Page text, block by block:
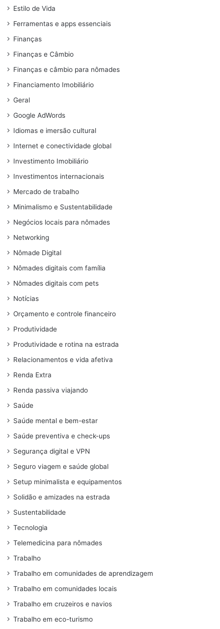
Estilo de Vida
Ferramentas e apps essenciais
Finanças
Finanças e Câmbio
Finanças e câmbio para nômades
Financiamento Imobiliário
Geral
Google AdWords
Idiomas e imersão cultural
Internet e conectividade global
Investimento Imobiliário
Investimentos internacionais
Mercado de trabalho
Minimalismo e Sustentabilidade
Negócios locais para nômades
Networking
Nômade Digital
Nômades digitais com família
Nômades digitais com pets
Notícias
Orçamento e controle financeiro
Produtividade
Produtividade e rotina na estrada
Relacionamentos e vida afetiva
Renda Extra
Renda passiva viajando
Saúde
Saúde mental e bem-estar
Saúde preventiva e check-ups
Segurança digital e VPN
Seguro viagem e saúde global
Setup minimalista e equipamentos
Solidão e amizades na estrada
Sustentabilidade
Tecnologia
Telemedicina para nômades
Trabalho
Trabalho em comunidades de aprendizagem
Trabalho em comunidades locais
Trabalho em cruzeiros e navios
Trabalho em eco-turismo